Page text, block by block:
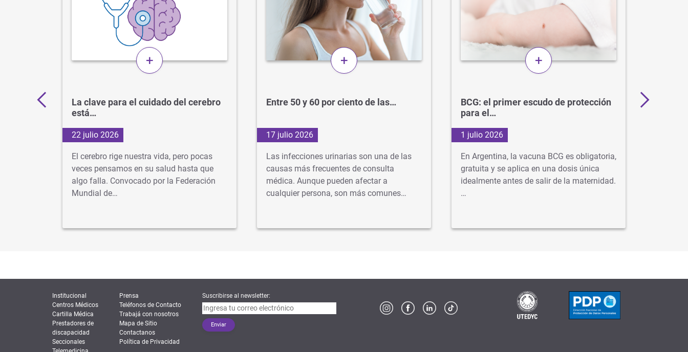
+
La clave para el cuidado del cerebro
está…
22 julio 2026
El cerebro rige nuestra vida, pero pocas
veces pensamos en su salud hasta que
algo falla. Convocado por la Federación
Mundial de…
+
Entre 50 y 60 por ciento de las…
17 julio 2026
Las infecciones urinarias son una de las
causas más frecuentes de consulta
médica. Aunque pueden afectar a
cualquier persona, son más comunes…
+
BCG: el primer escudo de protección
para el…
1 julio 2026
En Argentina, la vacuna BCG es obligatoria,
gratuita y se aplica en una dosis única
idealmente antes de salir de la maternidad.
…
Institucional
Centros Médicos
Cartilla Médica
Prestadores de
discapacidad
Seccionales
Prensa
Teléfonos de Contacto
Trabajá con nosotros
Mapa de Sitio
Contactanos
Política de Privacidad
Suscribirse al newsletter: